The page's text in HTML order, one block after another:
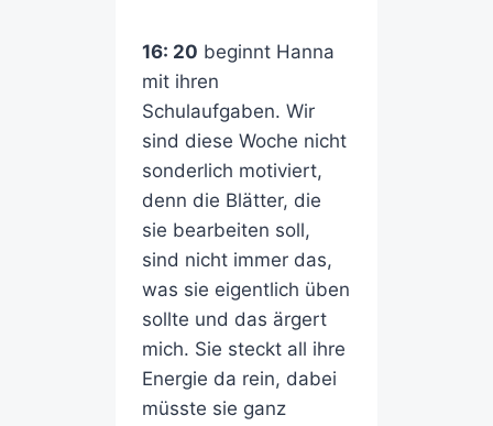
16: 20 beginnt Hanna
mit ihren
Schulaufgaben. Wir
sind diese Woche nicht
sonderlich motiviert,
denn die Blätter, die
sie bearbeiten soll,
sind nicht immer das,
was sie eigentlich üben
sollte und das ärgert
mich. Sie steckt all ihre
Energie da rein, dabei
müsste sie ganz